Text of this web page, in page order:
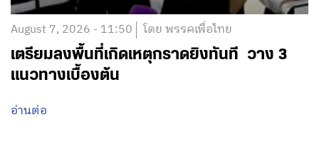
August 7, 2026 - 11:50 โดย พรรคเพื่อไทย
เตรียมลงพื้นที่เกิดเหตุกราดยิงทันที วาง 3
แนวทางเบื้องต้น
อ่านต่อ